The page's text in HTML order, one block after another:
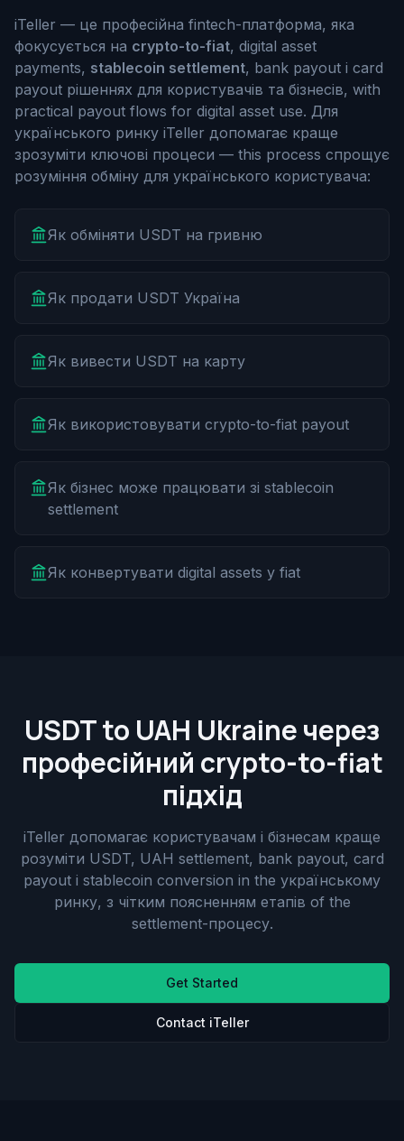
iTeller — це професійна fintech-платформа, яка
фокусується на crypto-to-fiat, digital asset
payments, stablecoin settlement, bank payout і card
payout рішеннях для користувачів та бізнесів, with
practical payout flows for digital asset use. Для
українського ринку iTeller допомагає краще
зрозуміти ключові процеси — this process спрощує
розуміння обміну для українського користувача:
Як обміняти USDT на гривню
Як продати USDT Україна
Як вивести USDT на карту
Як використовувати crypto-to-fiat payout
Як бізнес може працювати зі stablecoin
settlement
Як конвертувати digital assets у fiat
USDT to UAH Ukraine через
професійний crypto-to-fiat
підхід
iTeller допомагає користувачам і бізнесам краще
розуміти USDT, UAH settlement, bank payout, card
payout і stablecoin conversion in the українському
ринку, з чітким поясненням етапів of the
settlement-процесу.
Get Started
Contact iTeller